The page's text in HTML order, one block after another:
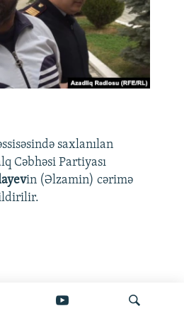
saxlanılan
Cəbhəsi Partiyası
in (Əlzamin) cərimə